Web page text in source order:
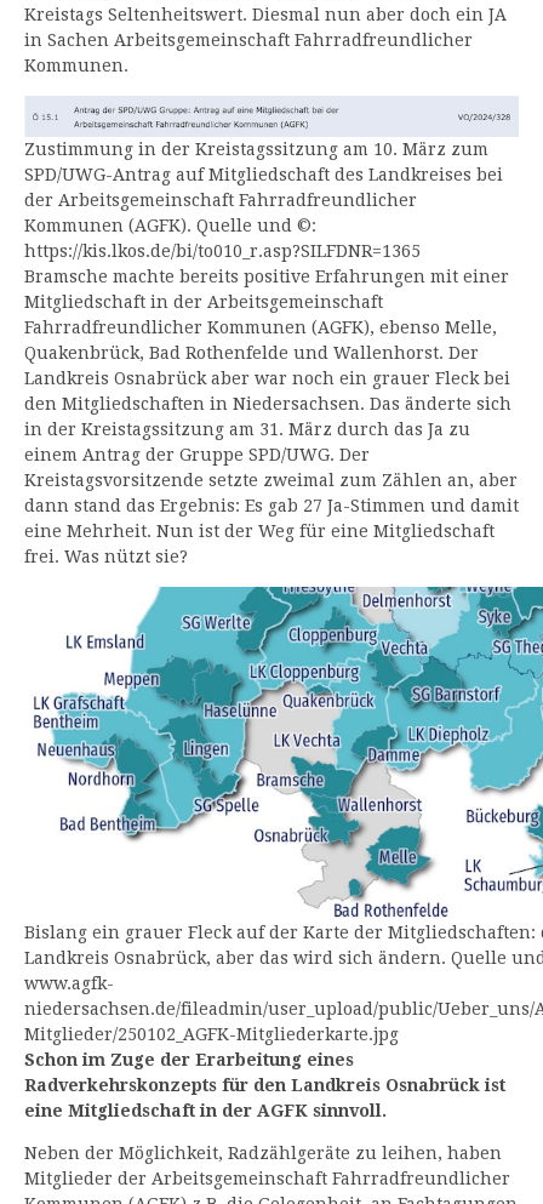
Kreistags Seltenheitswert. Diesmal nun aber doch ein JA
in Sachen Arbeitsgemeinschaft Fahrradfreundlicher
Kommunen.
Zustimmung in der Kreistagssitzung am 10. März zum
SPD/UWG-Antrag auf Mitgliedschaft des Landkreises bei
der Arbeitsgemeinschaft Fahrradfreundlicher
Kommunen (AGFK). Quelle und ©:
https://kis.lkos.de/bi/to010_r.asp?SILFDNR=1365
Bramsche machte bereits positive Erfahrungen mit einer
Mitgliedschaft in der Arbeitsgemeinschaft
Fahrradfreundlicher Kommunen (AGFK), ebenso Melle,
Quakenbrück, Bad Rothenfelde und Wallenhorst. Der
Landkreis Osnabrück aber war noch ein grauer Fleck bei
den Mitgliedschaften in Niedersachsen. Das änderte sich
in der Kreistagssitzung am 31. März durch das Ja zu
einem Antrag der Gruppe SPD/UWG. Der
Kreistagsvorsitzende setzte zweimal zum Zählen an, aber
dann stand das Ergebnis: Es gab 27 Ja-Stimmen und damit
eine Mehrheit. Nun ist der Weg für eine Mitgliedschaft
frei. Was nützt sie?
Bislang ein grauer Fleck auf der Karte der Mitgliedschaften:
Landkreis Osnabrück, aber das wird sich ändern. Quelle
www.agfk-
niedersachsen.de/fileadmin/user_upload/public/Ueber_uns/
Mitglieder/250102_AGFK-Mitgliederkarte.jpg
Schon im Zuge der Erarbeitung eines
Radverkehrskonzepts für den Landkreis Osnabrück ist
eine Mitgliedschaft in der AGFK sinnvoll.
Neben der Möglichkeit, Radzählgeräte zu leihen, haben
Mitglieder der Arbeitsgemeinschaft Fahrradfreundlicher